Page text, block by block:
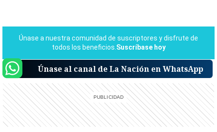
Únase al canal de La Nación en WhatsApp